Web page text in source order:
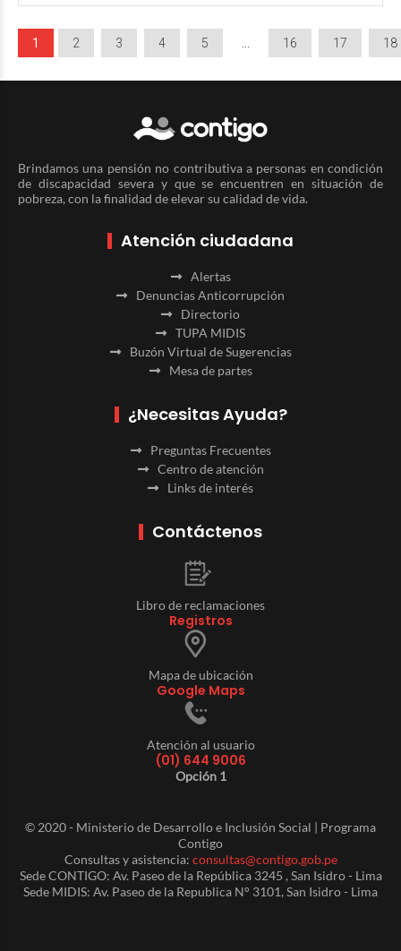
1 2 3 4 5 16 17 18
Brindamos una pensión no contributiva a personas en condición
de discapacidad severa y que se encuentren en situación de
pobreza, con la finalidad de elevar su calidad de vida.
Atención ciudadana
Alertas
Denuncias Anticorrupción
Directorio
TUPA MIDIS
Buzón Virtual de Sugerencias
Mesa de partes
¿Necesitas Ayuda?
Preguntas Frecuentes
Centro de atención
Links de interés
Contáctenos
Libro de reclamaciones
Registros
Mapa de ubicación
Google Maps
Atención al usuario
(01) 644 9006
Opción 1
© 2020 - Ministerio de Desarrollo e Inclusión Social | Programa
Contigo
Consultas y asistencia: consultas@contigo.gob.pe
Sede CONTIGO: Av. Paseo de la República 3245 , San Isidro - Lima
Sede MIDIS: Av. Paseo de la Republica N° 3101, San Isidro - Lima